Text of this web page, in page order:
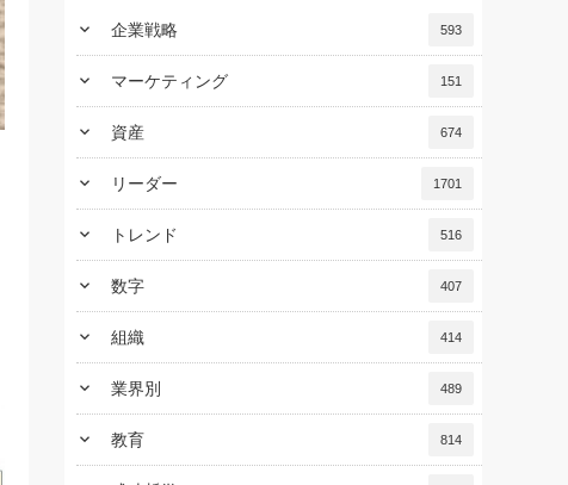
keyboard_arrow_down 企業戦略 593
keyboard_arrow_down マーケティング 151
keyboard_arrow_down 資産 674
keyboard_arrow_down リーダー 1701
keyboard_arrow_down トレンド 516
keyboard_arrow_down 数字 407
keyboard_arrow_down 組織 414
keyboard_arrow_down 業界別 489
keyboard_arrow_down 教育 814